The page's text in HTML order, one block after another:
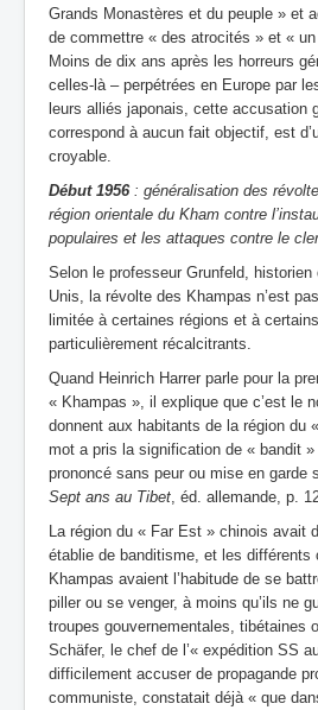
Grands Monastères et du peuple » et
de commettre « des atrocités » et «
Moins de dix ans après les horreurs
celles-là – perpétrées en Europe par
leurs alliés japonais, cette accusation
correspond à aucun fait objectif, est
croyable.
Début 1956 : généralisation des
région orientale du Kham contre
populaires et les attaques contre le
Selon le professeur Grunfeld,
Unis, la révolte des Khampas n’est
limitée à certaines régions et à
particulièrement récalcitrants.
Quand Heinrich Harrer parle pour la
« Khampas », il explique que c’est le
donnent aux habitants de la région du
mot a pris la signification de « bandit »
prononcé sans peur ou mise en garde
Sept ans au Tibet, éd. allemande, p.
La région du « Far Est » chinois avait
établie de banditisme, et les différents
Khampas avaient l’habitude de se
piller ou se venger, à moins qu’ils ne
troupes gouvernementales, tibétaines
Schäfer, le chef de l’« expédition SS
difficilement accuser de propagande
communiste, constatait déjà « que